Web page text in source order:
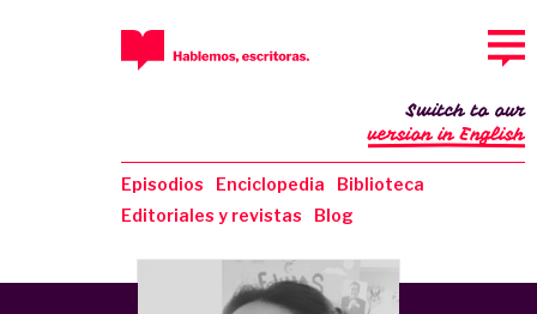
Episodios Enciclopedia
Biblioteca
Editoriales y revistas
Blog
Switch to our
version in English